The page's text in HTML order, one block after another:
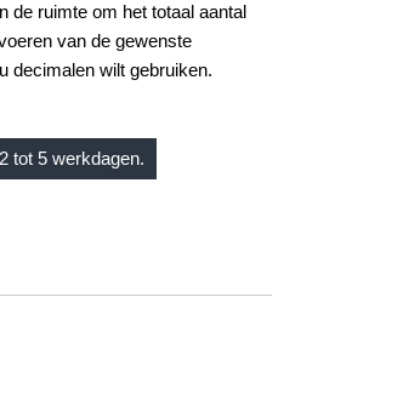
de ruimte om het totaal aantal
van de gewenste
decimalen wilt gebruiken.
tot 5 werkdagen.